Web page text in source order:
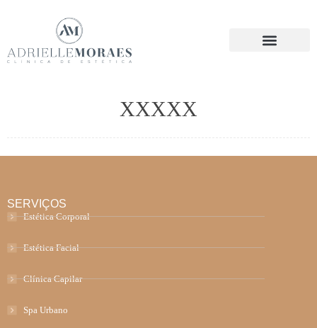
XXXXX
SERVIÇOS
Estética Corporal
Estética Facial
Clínica Capilar
Spa Urbano